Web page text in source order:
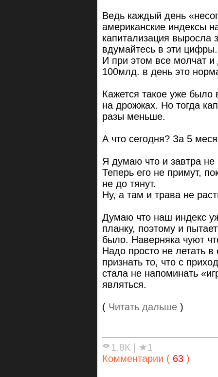
Ведь каждый день
американские индексы
капитализация
вдумайтесь в эти
И при этом все молчат и
100млд. в день это
Кажется такое уже было
на дрожжах. Но тогда
разы меньше.
А что сегодня? За 5
Я думаю что и завтра не
Теперь его не примут,
не до тянут.
Ну, а там и трава не
Думаю что наш индекс
планку, поэтому и
было. Наверняка чуют
Надо просто не летать
признать то, что с
стала не напоминать
являться.
( Читать дальше )
1.8К
★1
Комментарии ( 63 )